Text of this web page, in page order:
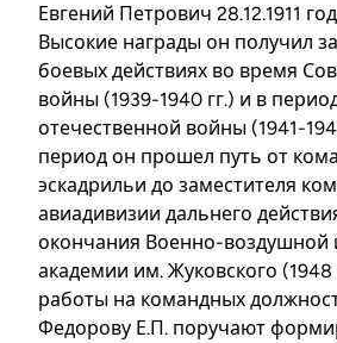
Евгений Петрович 28.12.1911
Высокие награды он получил
боевых действиях во время
войны (1939-1940 гг.) и в
отечественной войны (1941-
период он прошел путь от
эскадрильи до заместителя
авиадивизии дальнего
окончания Военно-воздушной
академии им. Жуковского
работы на командных
Федорову Е.П. поручают